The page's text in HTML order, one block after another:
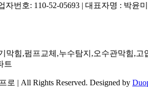
번호: 110-52-05693 | 대표자명 : 박윤
막힘,펌프교체,누수탐지,오수관막힘,고
트
로 | All Rights Reserved. Designed by